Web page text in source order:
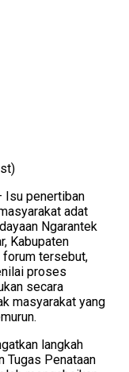
Isu penertiban
adat
Ngarantek
Kabupaten
forum tersebut,
proses
secara
masyarakat yang
langkah
Tugas Penataan